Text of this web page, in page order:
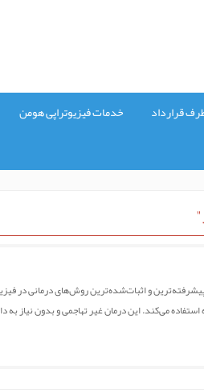
قرارداد خدمات فیزیوتراپی هومن
و اثبات‌شده‌ترین روش‌های درمانی در
می‌کند. این درمان غیر تهاجمی و بدون نیاز به